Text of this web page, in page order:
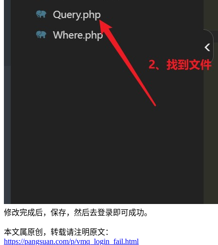
修改完成后，保存，然后去登录即可成功。
本文属原创，转载请注明原文：
https://pangsuan.com/p/vmq_login_fail.html